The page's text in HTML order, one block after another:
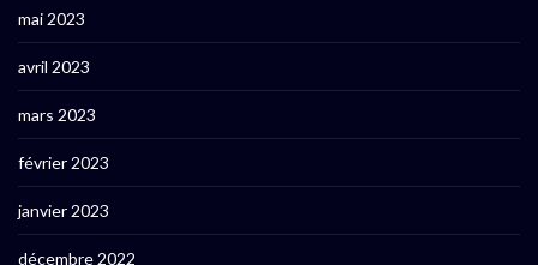
mai 2023
avril 2023
mars 2023
février 2023
janvier 2023
décembre 2022